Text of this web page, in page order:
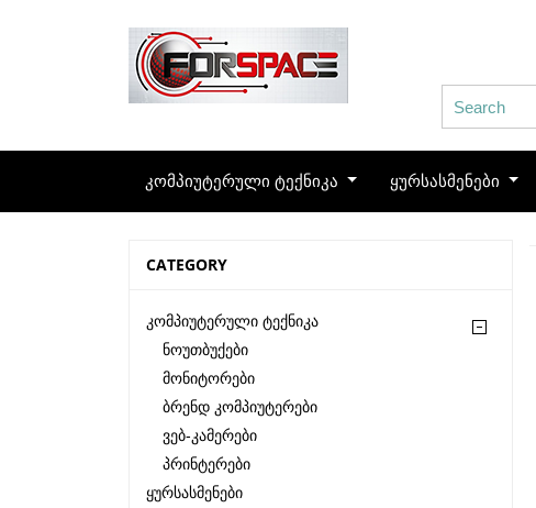
კომპიუტერული ტექნიკა ყურსასმენები
CATEGORY
Კომპიუტერული Ტექნიკა
Ნოუთბუქები
Მონიტორები
Ბრენდ Კომპიუტერები
Ვებ-Კამერები
Პრინტერები
Ყურსასმენები